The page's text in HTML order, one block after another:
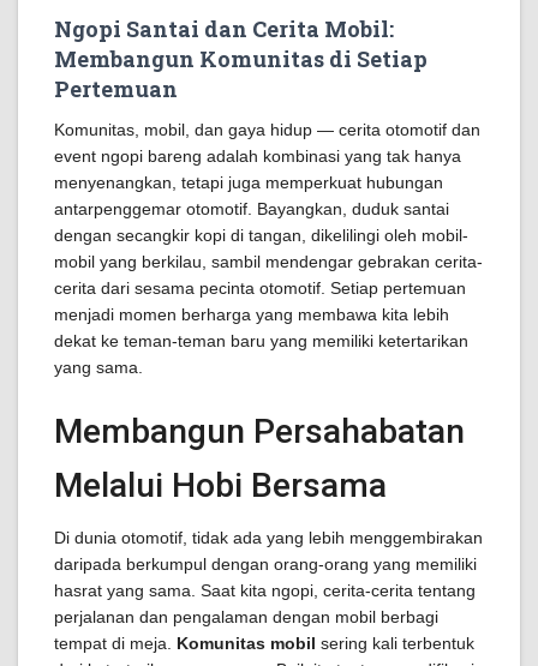
Ngopi Santai dan Cerita Mobil:
Membangun Komunitas di Setiap
Pertemuan
Komunitas, mobil, dan gaya hidup — cerita otomotif dan
event ngopi bareng adalah kombinasi yang tak hanya
menyenangkan, tetapi juga memperkuat hubungan
antarpenggemar otomotif. Bayangkan, duduk santai
dengan secangkir kopi di tangan, dikelilingi oleh mobil-
mobil yang berkilau, sambil mendengar gebrakan cerita-
cerita dari sesama pecinta otomotif. Setiap pertemuan
menjadi momen berharga yang membawa kita lebih
dekat ke teman-teman baru yang memiliki ketertarikan
yang sama.
Membangun Persahabatan
Melalui Hobi Bersama
Di dunia otomotif, tidak ada yang lebih menggembirakan
daripada berkumpul dengan orang-orang yang memiliki
hasrat yang sama. Saat kita ngopi, cerita-cerita tentang
perjalanan dan pengalaman dengan mobil berbagi
tempat di meja. Komunitas mobil sering kali terbentuk